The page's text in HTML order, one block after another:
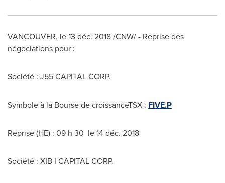
VANCOUVER, le 13 déc. 2018 /CNW/ - Reprise des
négociations pour :
Société : J55 CAPITAL CORP.
Symbole à la Bourse de croissanceTSX : FIVE.P
Reprise (HE) : 09 h 30 le 14 déc. 2018
Société : XIB I CAPITAL CORP.